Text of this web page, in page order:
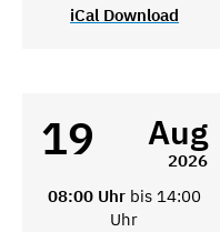
iCal Download
19 Aug
2026
08:00 Uhr bis 14:00
Uhr